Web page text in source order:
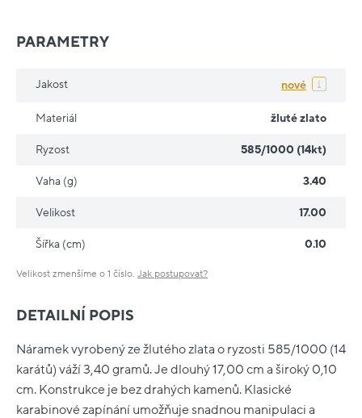
DETAILNÍ POPIS
Náramek vyrobený ze žlutého zlata o ryzosti 585/1000 (14
karátů) váží 3,40 gramů. Je dlouhý 17,00 cm a široký 0,10
cm. Konstrukce je bez drahých kamenů. Klasické
karabinové zapínání umožňuje snadnou manipulaci a
PARAMETRY
Jakost nové
Materiál žluté zlato
Ryzost 585/1000 (14kt)
Vaha (g) 3.40
Velikost 17.00
Šířka (cm) 0.10
Velikost zmenšíme o 1 číslo. Jak postupovat?